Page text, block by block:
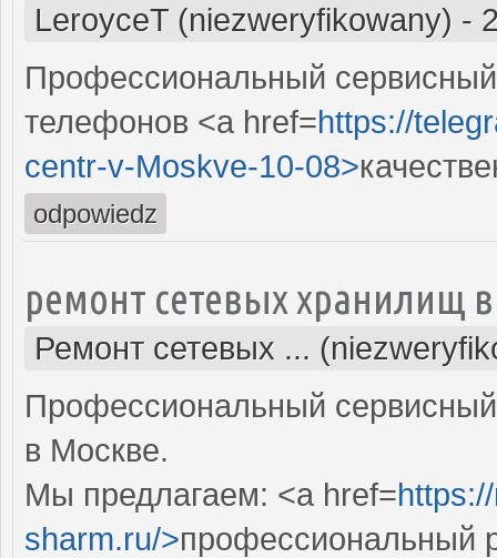
LeroyceT (niezweryfikowany) -
Профессиональный
телефонов <a href=https://
centr-v-Moskve-10-08>
odpowiedz
ремонт сетевых хранилищ
Ремонт сетевых ...
Профессиональный
в Москве.
Мы предлагаем: <a href=
sharm.ru/>профессиональный